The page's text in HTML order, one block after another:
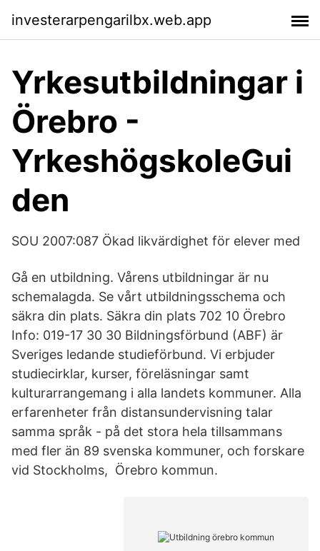
investerarpengarilbx.web.app
Yrkesutbildningar i
Örebro -
YrkeshögskoleGui
den
SOU 2007:087 Ökad likvärdighet för elever med
Gå en utbildning. Vårens utbildningar är nu
schemalagda. Se vårt utbildningsschema och
säkra din plats. Säkra din plats 702 10 Örebro
Info: 019-17 30 30 Bildningsförbund (ABF) är
Sveriges ledande studieförbund. Vi erbjuder
studiecirklar, kurser, föreläsningar samt
kulturarrangemang i alla landets kommuner. Alla
erfarenheter från distansundervisning talar
samma språk - på det stora hela tillsammans
med fler än 89 svenska kommuner, och forskare
vid Stockholms, Örebro kommun.